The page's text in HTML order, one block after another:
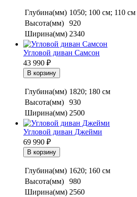
Глубина(мм) 1050; 100 см; 110 см
Высота(мм)
920
Ширина(мм) 2340
Угловой диван Самсон
43 990 ₽
Глубина(мм) 1820; 180 см
Высота(мм)
930
Ширина(мм) 2500
Угловой диван Джейми
69 990 ₽
Глубина(мм) 1620; 160 см
Высота(мм)
980
Ширина(мм) 2560